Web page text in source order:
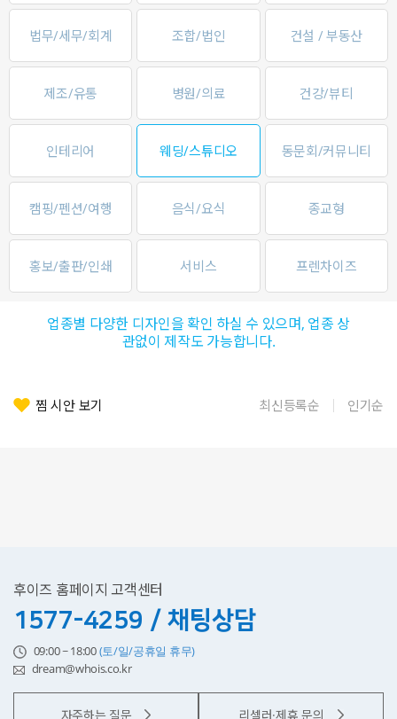
법무/세무/회계 조합/법인 건설 / 부동산
제조/유통 병원/의료 건강/뷰티
인테리어 웨딩/스튜디오 동문회/커뮤니티
캠핑/펜션/여행 음식/요식 종교형
홍보/출판/인쇄 서비스 프렌차이즈
업종별 다양한 디자인을 확인 하실 수 있으며, 업종 상
관없이 제작도 가능합니다.
찜 시안 보기 최신등록순 인기순
후이즈 홈페이지 고객센터
1577-4259 / 채팅상담
09:00 ~ 18:00(토/일/공휴일 휴무)
dream@whois.co.kr
자주하는 질문 리셀러·제휴 문의